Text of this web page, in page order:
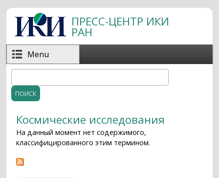
Перейти к основному содержанию
ПРЕСС-ЦЕНТР ИКИ
РАН
Menu
Форма поиска
Космические исследования
На данный момент нет содержимого,
классифицированного этим термином.